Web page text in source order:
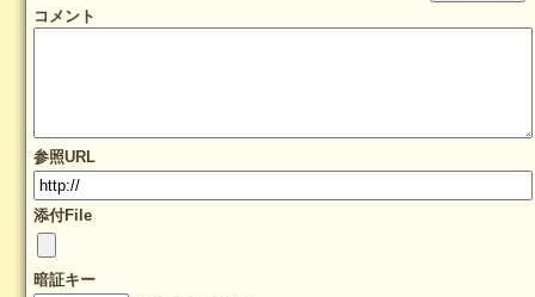
コメント
参照URL
添付File
暗証キー